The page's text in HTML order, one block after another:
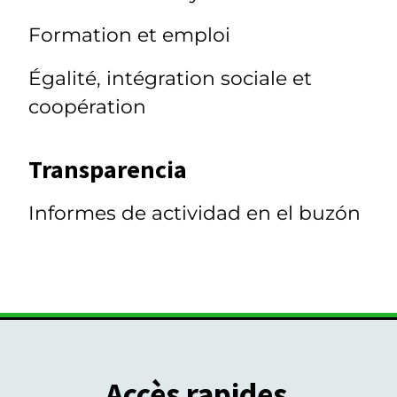
Formation et emploi
Égalité, intégration sociale et
coopération
Transparencia
Informes de actividad en el buzón